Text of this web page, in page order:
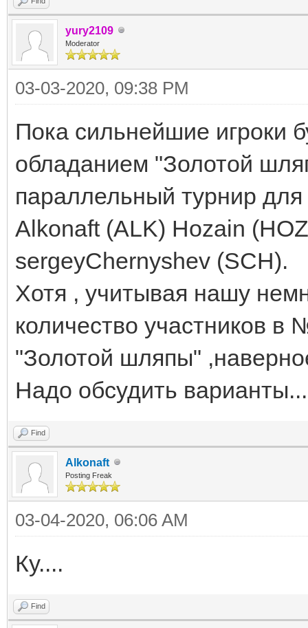
yury2109
Moderator
03-03-2020, 09:38 PM
Пока сильнейшие игроки
обладанием "Золотой
параллельный турнир
Alkonaft (ALK) Hozain
sergeyChernyshev (SCH).
Хотя , учитывая нашу
количество участников
"Золотой шляпы"
Надо обсудить варианты...
Find
Alkonaft
Posting Freak
03-04-2020, 06:06 AM
Ку....
Find